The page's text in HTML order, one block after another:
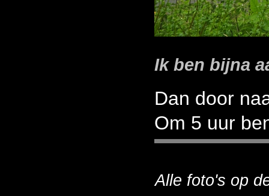
Ik ben bijna
Dan door
Om 5 uur
Alle foto's op